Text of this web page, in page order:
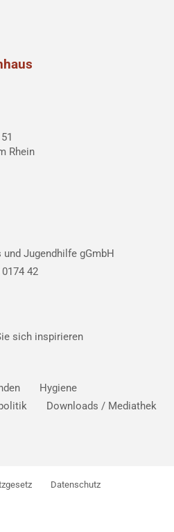
Rhein
Jugendhilfe gGmbH
0174 42
sich inspirieren
Hygiene
Downloads / Mediathek
Datenschutz